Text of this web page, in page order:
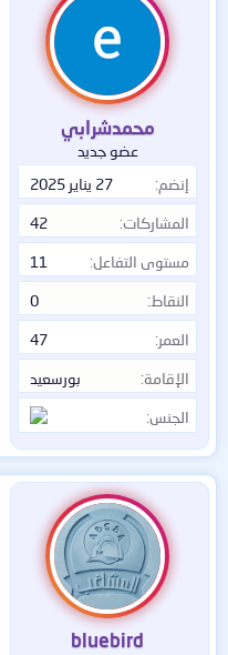
محمدشرابي
عضو جديد
إنضم
27 يناير 2025
المشاركات 42
مستوى التفاعل 11
النقاط 0
العمر 47
الإقامة بورسعيد
الجنس
bluebird